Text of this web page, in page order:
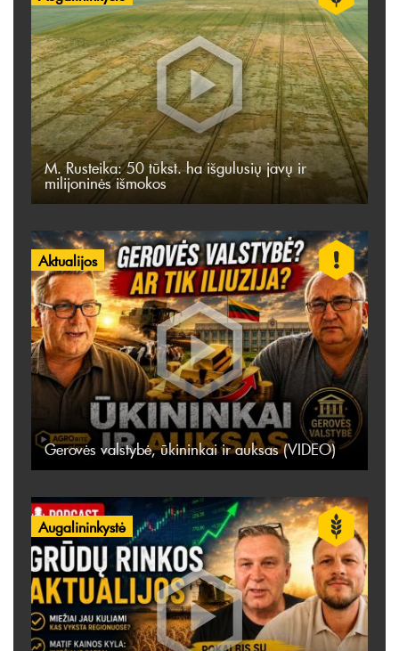
M. Rusteika: 50 tūkst. ha išgulusių javų ir
milijoninės išmokos
Aktualijos
Gerovės valstybė, ūkininkai ir auksas (VIDEO)
Augalininkystė